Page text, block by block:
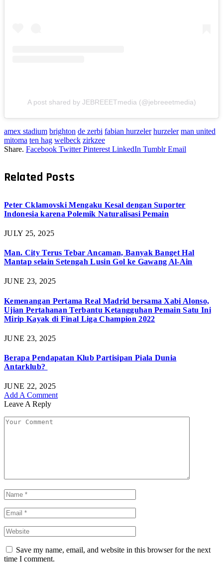
A post shared by JEBREEETmedia (@jebreeetmedia)
amex stadium brighton de zerbi fabian hurzeler hurzeler man united
mitoma ten hag welbeck zirkzee
Share. Facebook Twitter Pinterest LinkedIn Tumblr Email
Related Posts
Peter Cklamovski Mengaku Kesal dengan Suporter
Indonesia karena Polemik Naturalisasi Pemain
JULY 25, 2025
Man. City Terus Tebar Ancaman, Banyak Banget Hal
Mantap selain Setengah Lusin Gol ke Gawang Al-Ain
JUNE 23, 2025
Kemenangan Pertama Real Madrid bersama Xabi Alonso,
Ujian Pertahanan Terbantu Ketangguhan Pemain Satu Ini
Mirip Kayak di Final Liga Champion 2022
JUNE 23, 2025
Berapa Pendapatan Klub Partisipan Piala Dunia
Antarklub?
JUNE 22, 2025
Add A Comment
Leave A Reply
Save my name, email, and website in this browser for the next
time I comment.